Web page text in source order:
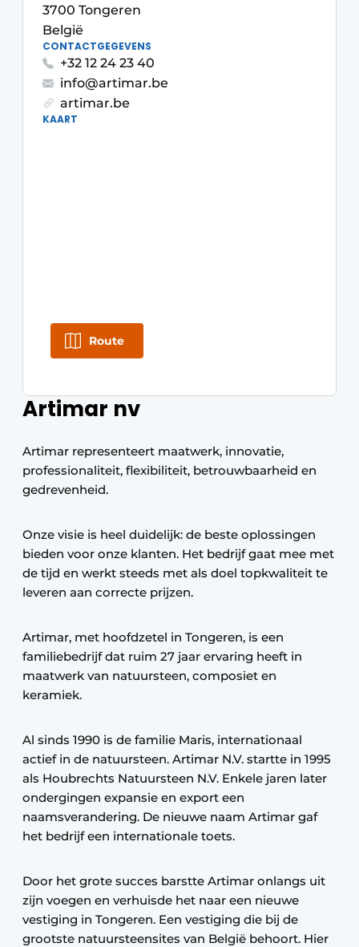
Privacy / Cookie statement
Vacature aanmelden
Video’s
Artimar nv
Artimar representeert maatwerk, innovatie,
professionaliteit, flexibiliteit, betrouwbaarheid en
gedrevenheid.
Onze visie is heel duidelijk: de beste oplossingen
bieden voor onze klanten. Het bedrijf gaat mee met
de tijd en werkt steeds met als doel topkwaliteit te
leveren aan correcte prijzen.
Artimar, met hoofdzetel in Tongeren, is een
familiebedrijf dat ruim 27 jaar ervaring heeft in
maatwerk van natuursteen, composiet en
keramiek.
Al sinds 1990 is de familie Maris, internationaal
actief in de natuursteen. Artimar N.V. startte in 1995
als Houbrechts Natuursteen N.V. Enkele jaren later
ondergingen expansie en export een
naamsverandering. De nieuwe naam Artimar gaf
het bedrijf een internationale toets.
Door het grote succes barstte Artimar onlangs uit
zijn voegen en verhuisde het naar een nieuwe
vestiging in Tongeren. Een vestiging die bij de
grootste natuursteensites van België behoort. Hier
3700 Tongeren
België
CONTACTGEGEVENS
+32 12 24 23 40
info@artimar.be
artimar.be
KAART
Route